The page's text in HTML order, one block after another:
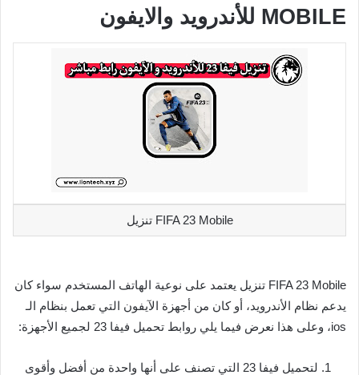
MOBILE للأندرويد والايفون
FIFA 23 Mobile تنزيل
FIFA 23 Mobile تنزيل يعتمد على نوعية الهاتف المستخدم سواء كان
يدعم نظام الأندرويد، أو كان من أجهزة الآيفون التي تعمل بنظام الـ
ios، وعلى هذا نعرض فيما يلي روابط تحميل فيفا 23 لجميع الأجهزة:
لتحميل فيفا 23 التي تصنف على أنها واحدة من أفضل وأقوى